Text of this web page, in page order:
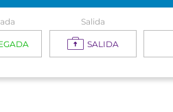
Salida
SALIDA